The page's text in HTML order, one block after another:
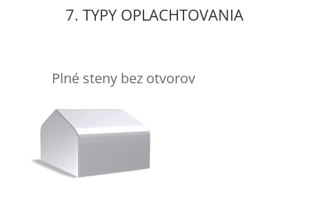
7. TYPY OPLACHTOVANIA
Plné steny bez otvorov